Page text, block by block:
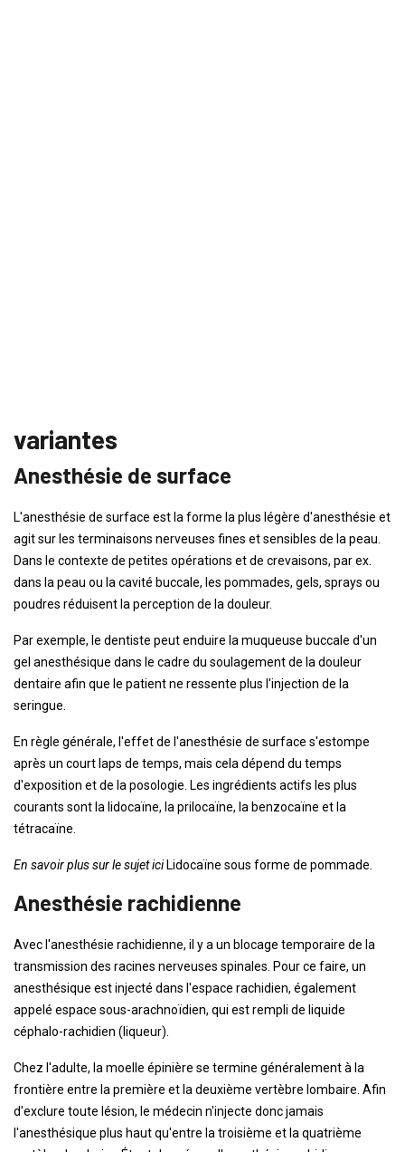
variantes
Anesthésie de surface
L'anesthésie de surface est la forme la plus légère d'anesthésie et
agit sur les terminaisons nerveuses fines et sensibles de la peau.
Dans le contexte de petites opérations et de crevaisons, par ex.
dans la peau ou la cavité buccale, les pommades, gels, sprays ou
poudres réduisent la perception de la douleur.
Par exemple, le dentiste peut enduire la muqueuse buccale d'un
gel anesthésique dans le cadre du soulagement de la douleur
dentaire afin que le patient ne ressente plus l'injection de la
seringue.
En règle générale, l'effet de l'anesthésie de surface s'estompe
après un court laps de temps, mais cela dépend du temps
d'exposition et de la posologie. Les ingrédients actifs les plus
courants sont la lidocaïne, la prilocaïne, la benzocaïne et la
tétracaïne.
En savoir plus sur le sujet ici Lidocaïne sous forme de pommade
Anesthésie rachidienne
Avec l'anesthésie rachidienne, il y a un blocage temporaire de la
transmission des racines nerveuses spinales. Pour ce faire, un
anesthésique est injecté dans l'espace rachidien, également
appelé espace sous-arachnoïdien, qui est rempli de liquide
céphalo-rachidien (liqueur).
Chez l'adulte, la moelle épinière se termine généralement à la
frontière entre la première et la deuxième vertèbre lombaire. Afin
d'exclure toute lésion, le médecin n'injecte donc jamais
l'anesthésique plus haut qu'entre la troisième et la quatrième